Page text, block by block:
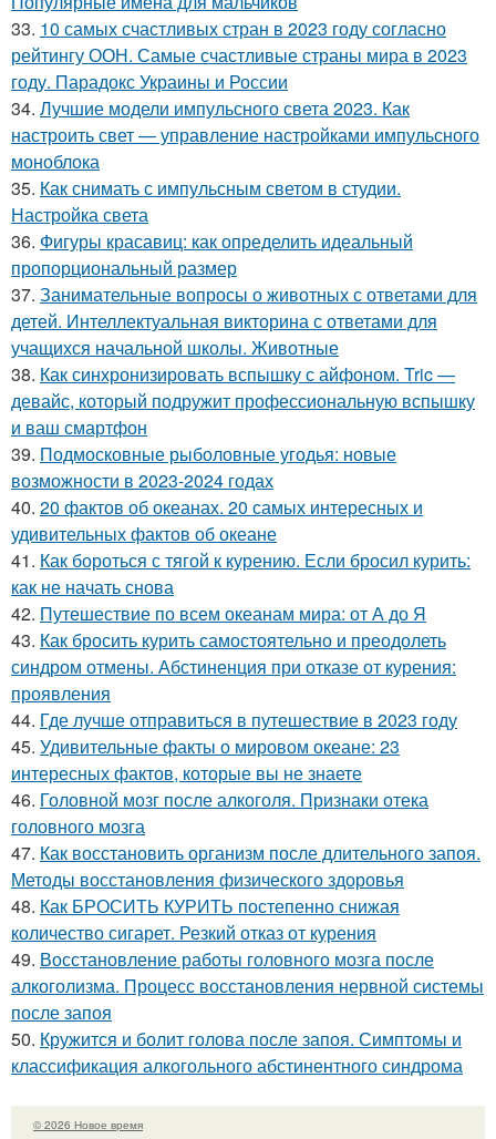
33. 10 самых счастливых стран в 2023 году согласно
рейтингу ООН. Самые счастливые страны мира в 2023
году. Парадокс Украины и России
34. Лучшие модели импульсного света 2023. Как
настроить свет — управление настройками импульсного
моноблока
35. Как снимать с импульсным светом в студии.
Настройка света
36. Фигуры красавиц: как определить идеальный
пропорциональный размер
37. Занимательные вопросы о животных с ответами для
детей. Интеллектуальная викторина с ответами для
учащихся начальной школы. Животные
38. Как синхронизировать вспышку с айфоном. Tric —
девайс, который подружит профессиональную вспышку
и ваш смартфон
39. Подмосковные рыболовные угодья: новые
возможности в 2023-2024 годах
40. 20 фактов об океанах. 20 самых интересных и
удивительных фактов об океане
41. Как бороться с тягой к курению. Если бросил курить:
как не начать снова
42. Путешествие по всем океанам мира: от А до Я
43. Как бросить курить самостоятельно и преодолеть
синдром отмены. Абстиненция при отказе от курения:
проявления
44. Где лучше отправиться в путешествие в 2023 году
45. Удивительные факты о мировом океане: 23
интересных фактов, которые вы не знаете
46. Головной мозг после алкоголя. Признаки отека
головного мозга
47. Как восстановить организм после длительного запоя.
Методы восстановления физического здоровья
48. Как БРОСИТЬ КУРИТЬ постепенно снижая
количество сигарет. Резкий отказ от курения
49. Восстановление работы головного мозга после
алкоголизма. Процесс восстановления нервной системы
после запоя
50. Кружится и болит голова после запоя. Симптомы и
классификация алкогольного абстинентного синдрома
© 2026 Новое время